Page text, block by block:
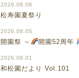
2026.08.06
松寿園夏祭り
2026.08.05
開園祭 ～ 開園52周年
2026.08.01
和松園だより Vol.101